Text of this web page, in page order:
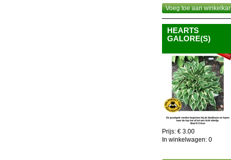
Voeg toe aan winkelkar
HEARTS
GALORE(S)
Prijs: € 3.00
In winkelwagen: 0